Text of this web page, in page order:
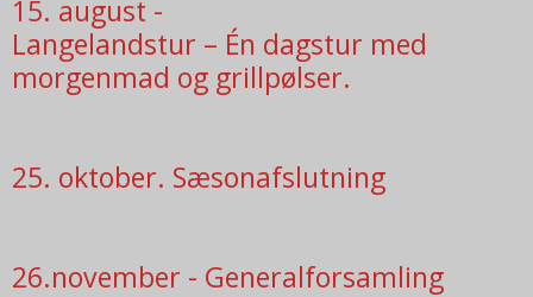
15. august -
Langelandstur – Én dagstur med
morgenmad og grillpølser.
25. oktober. Sæsonafslutning
26.november - Generalforsamling